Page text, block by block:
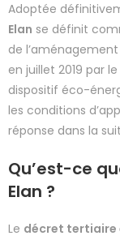
Adoptée
Elan se définit
de
en juillet 2019 par
dispositif éco-
les conditions
réponse dans la
Qu’est-ce
Elan ?
Le décret tertiaire